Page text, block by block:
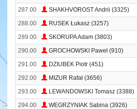
287.00 SHAKHVOROST Andrii (3325)
288.00
RUSEK Łukasz (3257)
289.00
SKORUPA Adam (3803)
290.00 GROCHOWSKI Paweł (910)
291.00
DZIUBEK Piotr (451)
292.00
MIZUR Rafał (3656)
293.00
LEWANDOWSKI Tomasz (3388)
294.00
WEGRZYNIAK Sabina (3926)